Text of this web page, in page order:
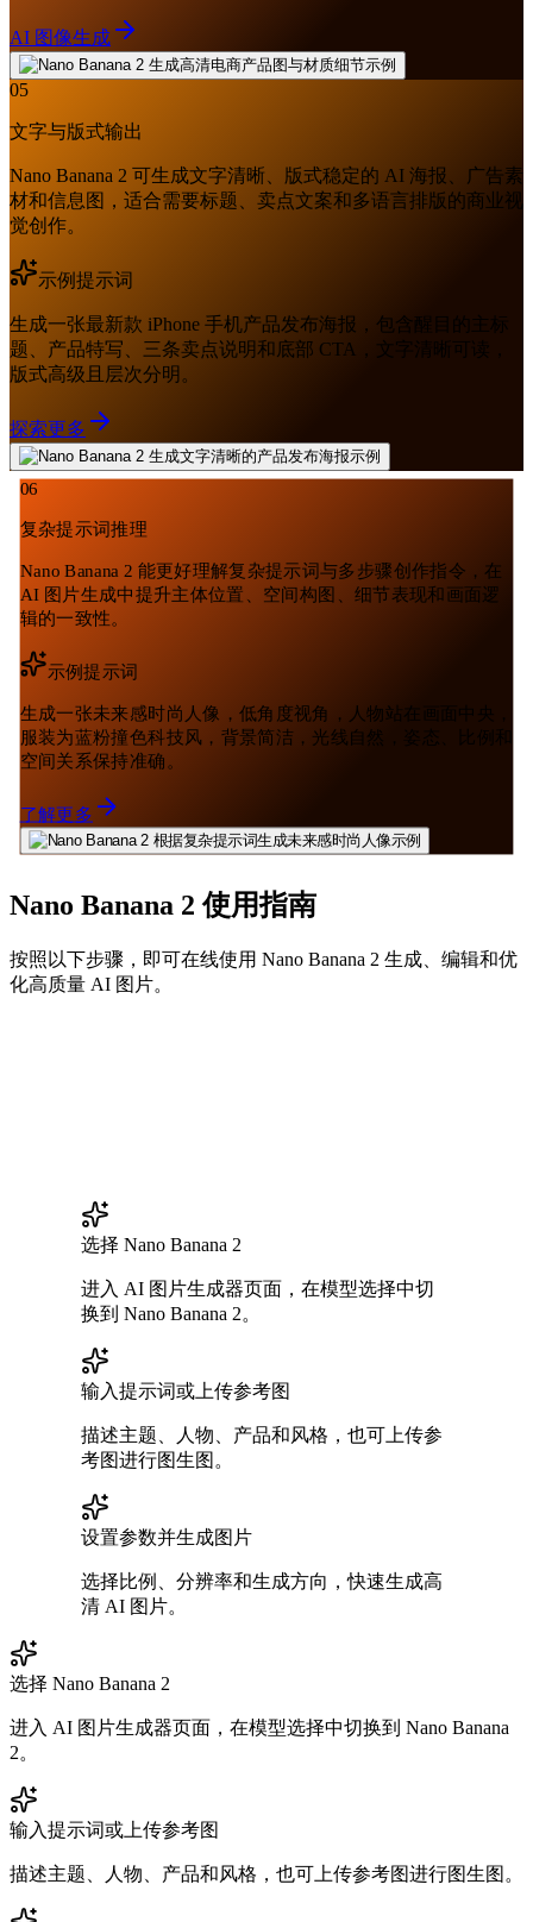
AI 图像生成
05
文字与版式输出
Nano Banana 2 可生成文字清晰、版式稳定的 AI 海报、广告素
材和信息图，适合需要标题、卖点文案和多语言排版的商业视
觉创作。
示例提示词
生成一张最新款 iPhone 手机产品发布海报，包含醒目的主标
题、产品特写、三条卖点说明和底部 CTA，文字清晰可读，
版式高级且层次分明。
探索更多
06
复杂提示词推理
Nano Banana 2 能更好理解复杂提示词与多步骤创作指令，在
AI 图片生成中提升主体位置、空间构图、细节表现和画面逻
辑的一致性。
示例提示词
生成一张未来感时尚人像，低角度视角，人物站在画面中央，
服装为蓝粉撞色科技风，背景简洁，光线自然，姿态、比例和
空间关系保持准确。
了解更多
Nano Banana 2 使用指南
按照以下步骤，即可在线使用 Nano Banana 2 生成、编辑和优
化高质量 AI 图片。
选择 Nano Banana 2
进入 AI 图片生成器页面，在模型选择中切
换到 Nano Banana 2。
输入提示词或上传参考图
描述主题、人物、产品和风格，也可上传参
考图进行图生图。
设置参数并生成图片
选择比例、分辨率和生成方向，快速生成高
清 AI 图片。
选择 Nano Banana 2
进入 AI 图片生成器页面，在模型选择中切换到 Nano Banana
2。
输入提示词或上传参考图
描述主题、人物、产品和风格，也可上传参考图进行图生图。